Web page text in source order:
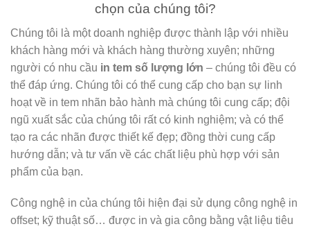
chọn của chúng tôi?
Chúng tôi là một doanh nghiệp được thành lập với nhiều
khách hàng mới và khách hàng thường xuyên; những
người có nhu cầu in tem số lượng lớn – chúng tôi đều có
thể đáp ứng. Chúng tôi có thể cung cấp cho bạn sự linh
hoạt về in tem nhãn bảo hành mà chúng tôi cung cấp; đội
ngũ xuất sắc của chúng tôi rất có kinh nghiệm; và có thể
tạo ra các nhãn được thiết kế đẹp; đồng thời cung cấp
hướng dẫn; và tư vấn về các chất liệu phù hợp với sản
phẩm của bạn.
Công nghệ in của chúng tôi hiện đại sử dụng công nghệ in
offset; kỹ thuật số… được in và gia công bằng vật liệu tiêu